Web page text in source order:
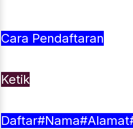
Cara Pendaftaran
Ketik